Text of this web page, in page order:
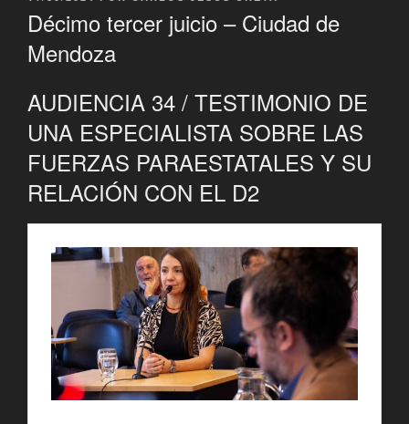
Décimo tercer juicio – Ciudad de
Mendoza
AUDIENCIA 34 / TESTIMONIO DE
UNA ESPECIALISTA SOBRE LAS
FUERZAS PARAESTATALES Y SU
RELACIÓN CON EL D2